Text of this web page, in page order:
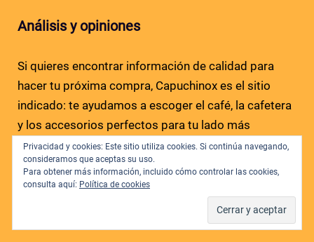
Privacidad y cookies: Este sitio utiliza cookies. Si continúa navegando,
consideramos que aceptas su uso.
Para obtener más información, incluido cómo controlar las cookies,
consulta aquí: Política de cookies
Análisis y opiniones
Si quieres encontrar información de calidad para
hacer tu próxima compra, Capuchinox es el sitio
indicado: te ayudamos a escoger el café, la cafetera
y los accesorios perfectos para tu lado más
cafetero gracias a nuestras opiniones, comparativas
de productos y guías de compra. ¡Ojo! No te pierdas
nuestra espectacular selección de ofertas en